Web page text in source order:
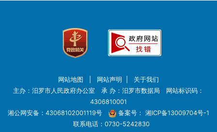
网站地图 网站声明
关于我们
主办：汨罗市人民政府办公室 承 办：汨罗市数据局 网站标识码：
4306810001
湘公网安备：43068102001119号
备案号： 湘ICP备13009704号-1
联系电话：0730-5242830